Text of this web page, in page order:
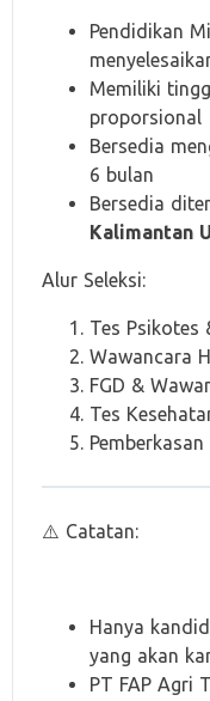
Pendidikan
Memiliki
proporsional
Bersedia
6 bulan
Bersedia
Kalimantan
Alur Seleksi:
Tes Psikotes
Wawancara
FGD &
Tes
Pemberkasan
⚠️ Catatan:
Hanya
yang akan
PT FAP Agri